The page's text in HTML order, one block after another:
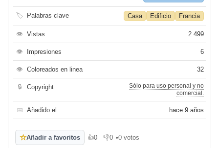
🏷 Palabras clave Casa Edificio Francia
👁 Vistas 2 499
👁 Impresiones 6
👁 Coloreados en linea 32
🔒 Copyright
Sólo para uso personal y no
comercial.
📅 Añadido el hace 9 años
☆Añadir a favoritos 👍0
Me gusta
👎0
No me gusta
•0 votos